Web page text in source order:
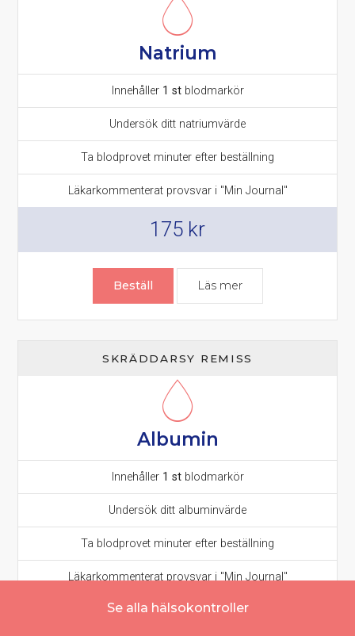
Natrium
Innehåller 1 stblodmarkör
Undersök ditt natriumvärde
Ta blodprovet minuter efter beställning
Läkarkommenterat provsvar i "Min Journal"
175 kr
Beställ Läs merom Natrium prov –
SKRÄDDARSY REMISS
Albumin
Innehåller 1 stblodmarkör
Undersök ditt albuminvärde
Ta blodprovet minuter efter beställning
Läkarkommenterat provsvar i "Min Journal"
175kr
Se alla hälsokontroller